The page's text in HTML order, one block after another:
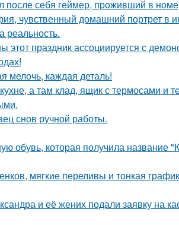
после себя геймер, проживший в
чувственный домашний портрет в
реальность.
праздник ассоциируется с
мелочь, каждая деталь!
а там клад, ящик с термосами и
снов ручной работы.
обувь, которая получила название
мягкие переливы и тонкая
и её жених подали заявку на